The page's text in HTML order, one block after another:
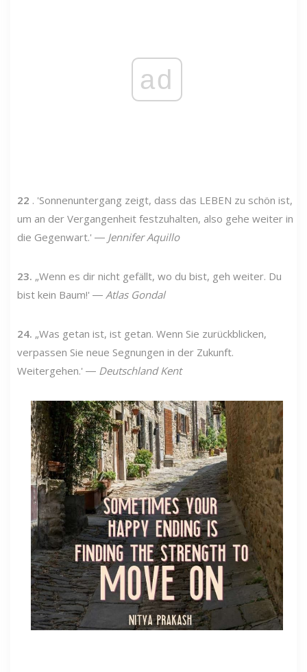
ad
22 . 'Sonnenuntergang zeigt, dass das LEBEN zu schön ist,
um an der Vergangenheit festzuhalten, also gehe weiter in
die Gegenwart.' ― Jennifer Aquillo
23. „Wenn es dir nicht gefällt, wo du bist, geh weiter. Du
bist kein Baum!' ― Atlas Gondal
24. „Was getan ist, ist getan. Wenn Sie zurückblicken,
verpassen Sie neue Segnungen in der Zukunft.
Weitergehen.' ― Deutschland Kent